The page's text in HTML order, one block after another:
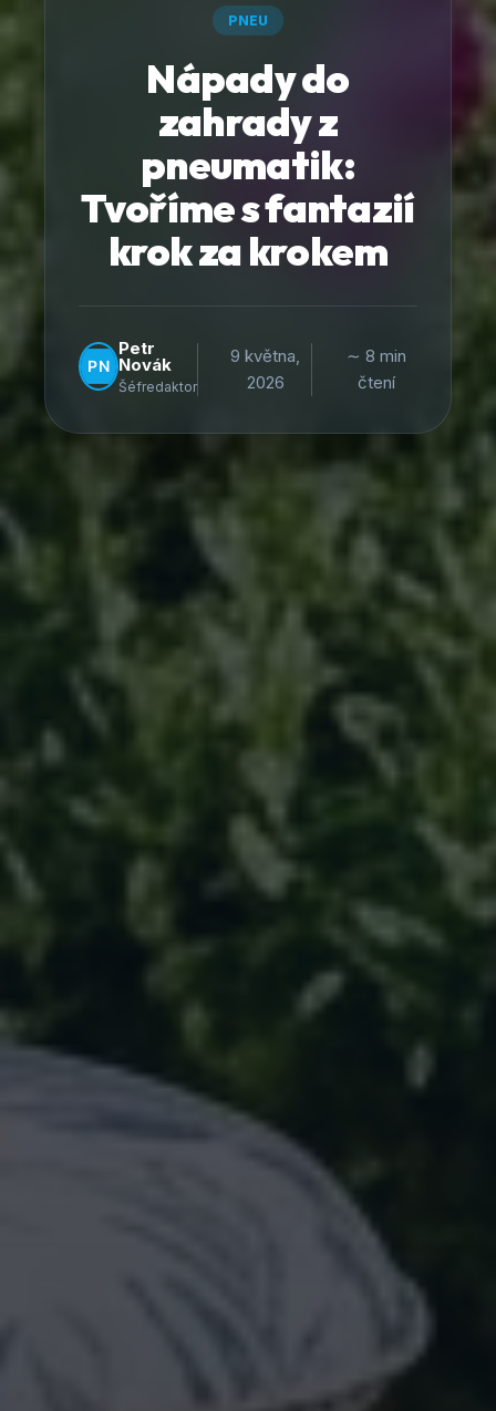
PNEU
Nápady do
zahrady z
pneumatik:
Tvoříme s fantazií
krok za krokem
Petr
Novák
Šéfredaktor
9 května,
2026
∼ 8 min
čtení